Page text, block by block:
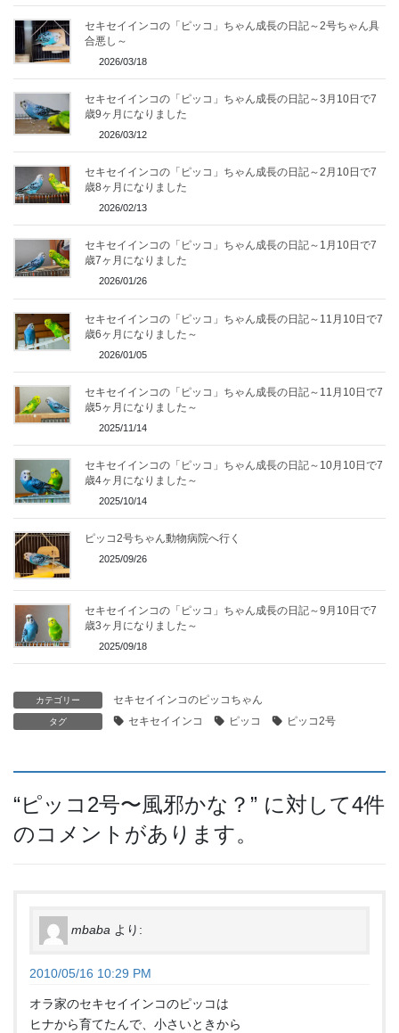
セキセイインコの「ピッコ」ちゃん成長の日記～2号ちゃん具
合悪し～
2026/03/18
セキセイインコの「ピッコ」ちゃん成長の日記～3月10日で7
歳9ヶ月になりました
2026/03/12
セキセイインコの「ピッコ」ちゃん成長の日記～2月10日で7
歳8ヶ月になりました
2026/02/13
セキセイインコの「ピッコ」ちゃん成長の日記～1月10日で7
歳7ヶ月になりました
2026/01/26
セキセイインコの「ピッコ」ちゃん成長の日記～11月10日で7
歳6ヶ月になりました～
2026/01/05
セキセイインコの「ピッコ」ちゃん成長の日記～11月10日で7
歳5ヶ月になりました～
2025/11/14
セキセイインコの「ピッコ」ちゃん成長の日記～10月10日で7
歳4ヶ月になりました～
2025/10/14
ピッコ2号ちゃん動物病院へ行く
2025/09/26
セキセイインコの「ピッコ」ちゃん成長の日記～9月10日で7
歳3ヶ月になりました～
2025/09/18
カテゴリー セキセイインコのピッコちゃん
タグ セキセイインコ ピッコ ピッコ2号
“ピッコ2号〜風邪かな？ ” に対して4件
のコメントがあります。
mbaba より:
2010/05/16 10:29 PM
オラ家のセキセイインコのピッコは
ヒナから育てたんで、小さいときから